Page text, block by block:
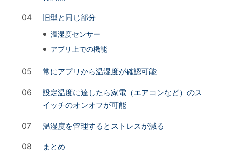
旧型と同じ部分
温湿度センサー
アプリ上での機能
常にアプリから温湿度が確認可能
設定温度に達したら家電（エアコンなど）のス
イッチのオンオフが可能
温湿度を管理するとストレスが減る
まとめ